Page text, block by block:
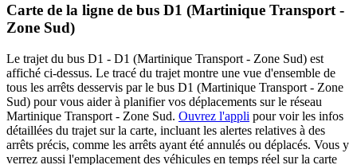
Carte de la ligne de bus D1 (Martinique Transport -
Zone Sud)
Le trajet du bus D1 - D1 (Martinique Transport - Zone Sud) est
affiché ci-dessus. Le tracé du trajet montre une vue d'ensemble de
tous les arrêts desservis par le bus D1 (Martinique Transport - Zone
Sud) pour vous aider à planifier vos déplacements sur le réseau
Martinique Transport - Zone Sud. Ouvrez l'appli pour voir les infos
détaillées du trajet sur la carte, incluant les alertes relatives à des
arrêts précis, comme les arrêts ayant été annulés ou déplacés. Vous y
verrez aussi l'emplacement des véhicules en temps réel sur la carte